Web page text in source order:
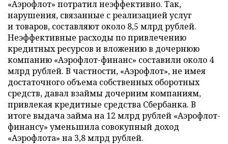
«Аэрофлот» потратил неэффективно. Так,
нарушения, связанные с реализацией услуг
и товаров, составляют около 8,5 млрд рублей.
Неэффективные расходы по привлечению
кредитных ресурсов и вложению в дочернюю
компанию «Аэрофлот-финанс» составили около 4
млрд рублей. В частности, «Аэрофлот», не имея
достаточного объема собственных оборотных
средств, давал взаймы дочерним компаниям,
привлекая кредитные средства Сбербанка. В
итоге выдача займа на 12 млрд рублей «Аэрофлот-
финансу» уменьшила совокупный доход
«Аэрофлота» на 3,8 млрд рублей.